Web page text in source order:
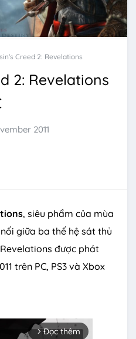
Creed 2: Revelations
2: Revelations
2011
, siêu phẩm của mùa
giữa ba thế hệ sát thủ
được phát
trên PC, PS3 và Xbox
arrow_forward_ios Đọc thêm